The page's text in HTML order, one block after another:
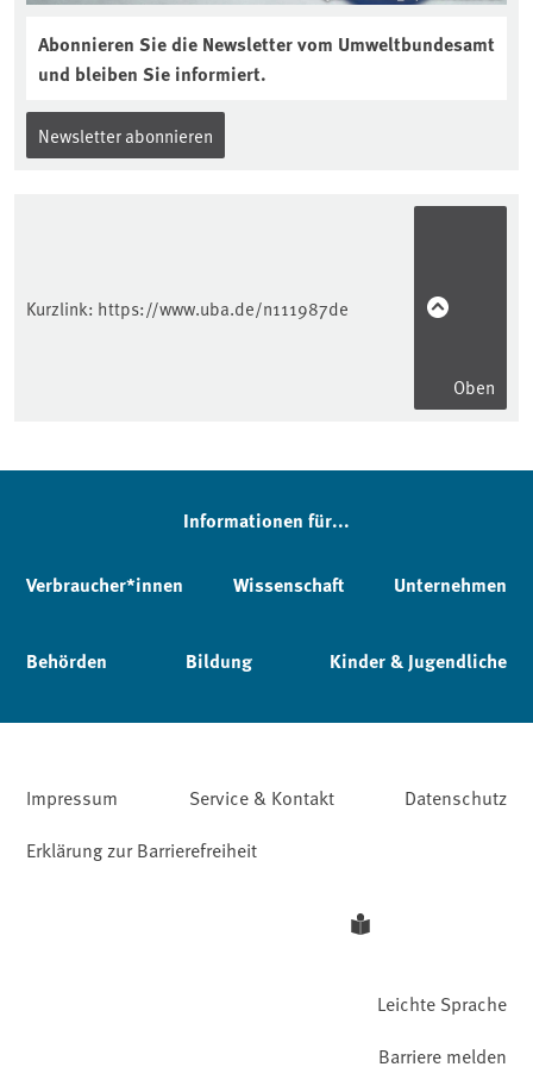
Abonnieren Sie die Newsletter vom Umweltbundesamt
und bleiben Sie informiert.
Newsletter abonnieren
Kurzlink: https://www.uba.de/n111987de
Oben
Informationen für...
Verbraucher*innen Wissenschaft Unternehmen
Behörden Bildung Kinder & Jugendliche
Impressum Service & Kontakt
Datenschutz
Erklärung zur Barrierefreiheit
Leichte Sprache
Barriere melden